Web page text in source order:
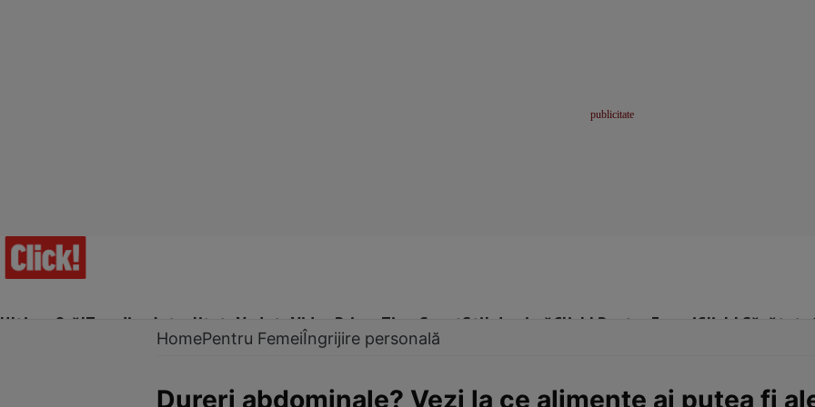
Ultima Oră!Trending Actualitate Vedete Video Prime Time SportStil de viațăClick! Pentru FemeiClick! Sănătate
HomePentru FemeiÎngrijire personală
Dureri abdominale? Vezi la ce alimente ai putea fi